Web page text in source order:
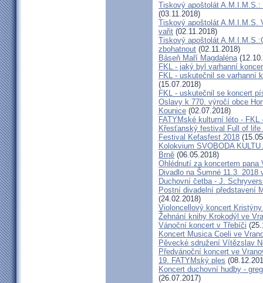
Tiskový apoštolát
(03.11.2018)
Tiskový apoštolát A.M.I.M.S.
vařit (02.11.2018)
Tiskový apoštolát
zbohatnout (02.11.2018)
Báseň Maří Magdaléna
FKL - jaký byl varhanní
FKL - uskutečnil se varhanní
(15.07.2018)
FKL - uskutečnil se koncert
Oslavy k 770. výročí obce
Kounice (02.07.2018)
FATYMské kulturní léto - FKL
Křesťanský festival Full of life
Festival Kefasfest 2018
Kolokvium SVOBODA
Brně (06.05.2018)
Ohlédnutí za koncertem pana
Divadlo na Šumné 11.3. 2018
Duchovní četba - J.
Postní divadelní představení
(24.02.2018)
Violoncellový koncert
Žehnání knihy Krokodýl ve
Vánoční koncert v Třebíči
Koncert Musica Coeli ve
Pěvecké sdružení Vítězslav
Předvánoční koncert ve
19. FATYMský ples
Koncert duchovní hudby -
(26.07.2017)